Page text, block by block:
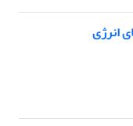
انرژی